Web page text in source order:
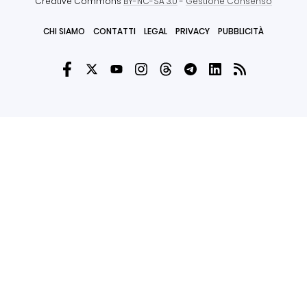
CHI SIAMO CONTATTI LEGAL PRIVACY PUBBLICITÀ